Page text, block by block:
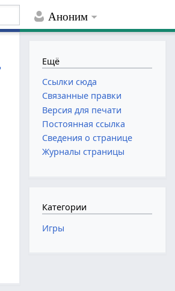
Аноним
Ещё
Ссылки сюда
Связанные правки
Версия для печати
Постоянная ссылка
Сведения о странице
Журналы страницы
Категории
Игры